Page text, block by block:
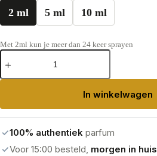
2 ml 5 ml 10 ml
Met 2ml kun je meer dan 24 keer sprayen
Maison
Francis
Oud
Parfum
aantal
In winkelwagen
✓100% authentiek parfum
✓Voor 15:00 besteld, morgen in huis